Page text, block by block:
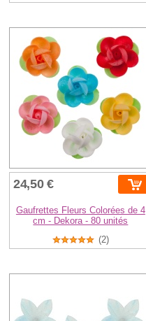
24,50 €
Gaufrettes Fleurs Colorées de 4
cm - Dekora - 80 unités
(2)